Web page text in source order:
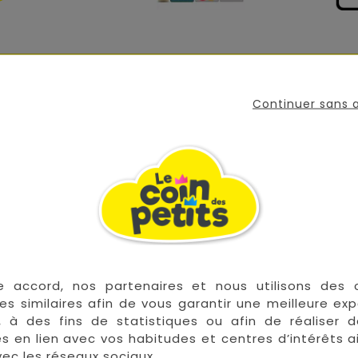
Continuer sans
accord, nos partenaires et nous utilisons des
similaires afin de vous garantir une meilleure
à des fins de statistiques ou afin de réaliser
en lien avec vos habitudes et centres d’intérêts
personnages emblématiques de la collection Tiga,
de passer ses bras ou ses jambes à travers les
rubans.
cm.
les plus grandes marques de puériculture